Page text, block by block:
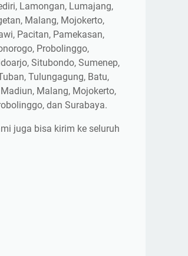
Lamongan, Lumajang,
Malang, Mojokerto,
Pacitan, Pamekasan,
Probolinggo,
Situbondo, Sumenep,
Tulungagung, Batu,
Malang, Mojokerto,
dan Surabaya.
juga bisa kirim ke seluruh